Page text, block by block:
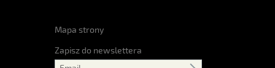
Mapa strony
Zapisz do newslettera